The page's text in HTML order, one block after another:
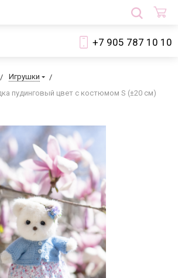
+7 905 787 10 10
Игрушки
пудинговый цвет с костюмом S (±20 см)